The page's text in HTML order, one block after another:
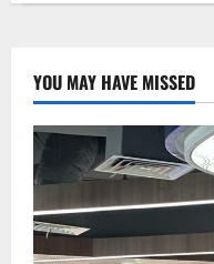
YOU MAY HAVE MISSED